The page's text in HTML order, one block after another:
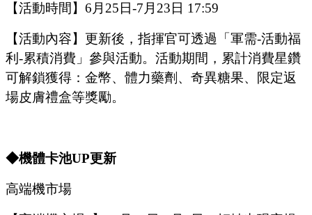
【活動時間】 6月 25 日-7月 23 日 17:59
【活動內容】更新後，指揮官可透過「軍需-活動福
利-累積消費」參與活動。活動期間，累計消費星鑽
可解鎖獲得：金幣、體力藥劑、奇異糖果、限定返
場皮膚禮盒等獎勵。
◆機體卡池UP更新
高端機市場